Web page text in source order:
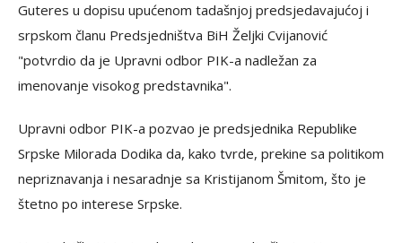
Guteres u dopisu upućenom tadašnjoj predsjedavajućoj i
srpskom članu Predsjedništva BiH Željki Cvijanović
"potvrdio da je Upravni odbor PIK-a nadležan za
imenovanje visokog predstavnika".
Upravni odbor PIK-a pozvao je predsjednika Republike
Srpske Milorada Dodika da, kako tvrde, prekine sa politikom
nepriznavanja i nesaradnje sa Kristijanom Šmitom, što je
štetno po interese Srpske.